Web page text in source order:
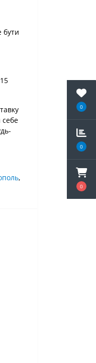
0
0
0
бути
себе
,